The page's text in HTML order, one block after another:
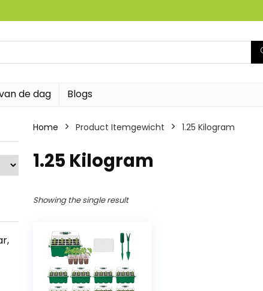
de dag Blogs
Home Product Itemgewicht ‎1.25 Kilogram
‎1.25 Kilogram
Showing the single result